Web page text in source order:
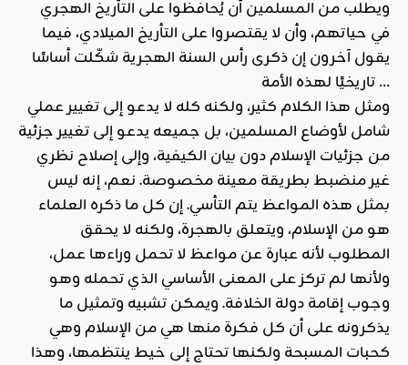
ويطلب من المسلمين أن يُحافظوا على التأريخ الهجري
في حياتهم، وأن لا يقتصروا على التأريخ الميلادي، فيما
يقول آخرون إن ذكرى رأس السنة الهجرية شكّلت أساسًا
تاريخيًا لهذه الأمة …
ومثل هذا الكلام كثير، ولكنه كله لا يدعو إلى تغيير عملي
شامل لأوضاع المسلمين، بل جميعه يدعو إلى تغيير جزئية
من جزئيات الإسلام دون بيان الكيفية، وإلى إصلاح نظري
غير منضبط بطريقة معينة مخصوصة. نعم، إنه ليس
بمثل هذه المواعظ يتم التأسي. إن كل ما ذكره العلماء
هو من الإسلام، ويتعلق بالهجرة، ولكنه لا يحقق
المطلوب لأنه عبارة عن مواعظ لا تحمل وراءها عمل،
ولأنها لم تركز على المعنى الأساسي الذي تحمله وهو
وجوب إقامة دولة الخلافة. ويمكن تشبيه وتمثيل ما
يذكرونه على أن كل فكرة منها هي من الإسلام وهي
كحبات المسبحة ولكنها تحتاج إلى خيط ينتظمها، وهذا